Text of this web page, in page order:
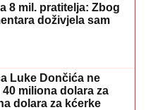
8 mil. pratitelja: Zbog
doživjela sam
Luke Dončića ne
miliona dolara za
dolara za kćerke